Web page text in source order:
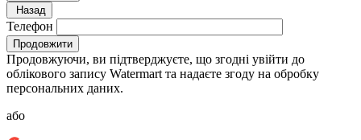
Назад
Телефон
Продовжити
Продовжуючи, ви підтверджуєте, що згодні увійти до
облікового запису Watermart та надаєте згоду на обробку
персональних даних.
або